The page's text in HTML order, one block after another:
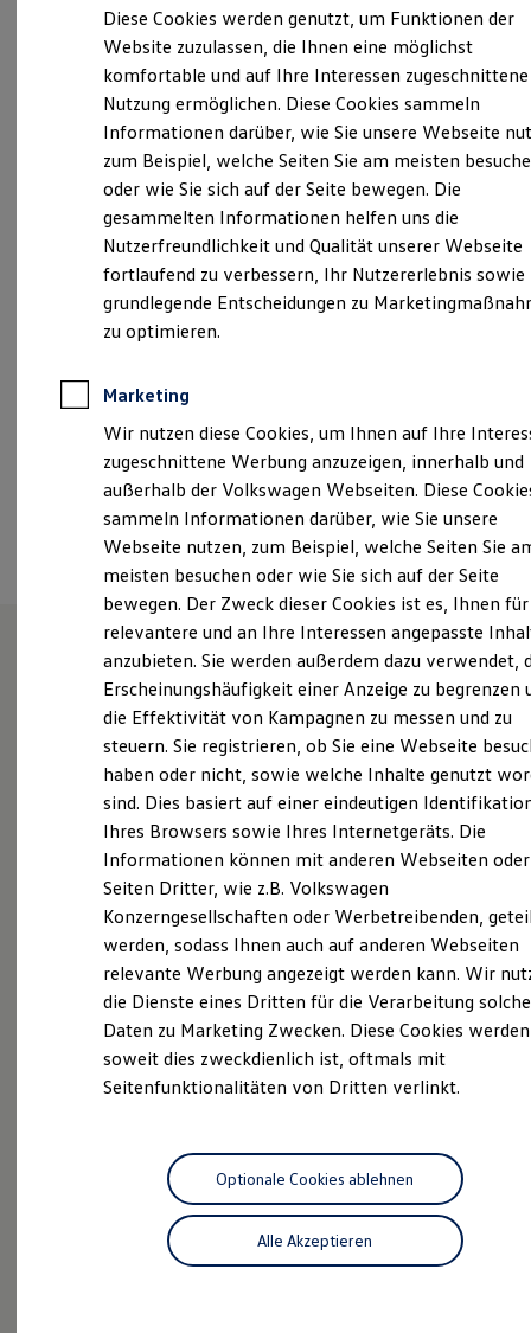
Profi Paket
TopDeal
Gebrauchtwagen
ProfiPartner für Gebrauchtwagen
Zertifizierte Gebrauchtwagen
Finanzierung
Für Privatkunden
Für Gewerbekunden
Leasing
Für Privatkunden
Für Gewerbekunden
Versicherungen & Garantien
Garantien
Kfz-Versicherung für Nutzfahrzeuge
Restschuldversicherung
Wartungsverträge
Besitzer & Service
Sommer-Special
Reparatur, Pflege & Inspektion
Servicetermin anfragen
Service-Vorteile bei Volkswagen Nutzfahrzeuge
Economy Service
Räder & Reifen Service
Ersatzfahrzeuge
Notdienst und Pannenhilfe
Software, Konnektivität & Apps
California App
VW Connect für Ihren ID. Buzz
VW Connect für Ihren Transporter/Caravelle
VW Connect für Ihren Amarok
VW Connect für andere Modelle
Connect Pro
Fleet Interface Data
Multistop Pathfinder
Übersicht Software Updates
Hilfreiches für Besitzer
Fahrerassistenz- und Sicherheitssysteme
Kontrollleuchten
Kurzfahrprofile und Ölverdünnung
Batterieverordnung
XTL-Dieselkraftstoff
Ersatzteile und Betriebsflüssigkeiten
Original Zubehör und Lifestyle Produkte
myVolkswagen Business
Elektrisch & Autonom
Elektro - & Hybridfahrzeuge
Klimafreundlicher Strom
Ladezeitensimulator
Ladelösungen für Privatkunden
Ladelösungen für Gewerbekunden
Wallbox und Ladekabel
Bidirektionales Laden
Förderung & Kosten der Elektrofahrzeuge
Autohaus Bernau GmbH (Impressum & Rechtliches)
Schwanebecker Chaussee, 16321 Bernau
bernau@zemke.de
+49 3338 36990
Montag-Freitag 07:00-18:00 Uhr
Samstag
09:00 -13:00 Uhr
Ansprechpartner
Termin vereinbaren
Herzlich Willkommen bei
ZEMKE in Bernau
Wir freuen uns, dass Sie zu uns gefunden haben. Als
Ihr kompetenter Volkswagen Nutzfahrzeuge Partner
bieten wir Ihnen alles rund um Ihre individuelle
Mobilität. Unsere freundlichen Mitarbeiter helfen
Ihnen gern zu den Themen Neuwagen, Jahreswagen,
Kundendienst, Zubehör oder Originalteile. Mit unseren
vielfältigen Finanz-, Versicherungs- und
Servicedienstleistungen genießen Sie Ihren
Volkswagen sicher und entspannt. Entdecken Sie
unser Angebot – wir freuen uns auf Sie.
Neuwagen Nutzfahrzeuge
Neuwagen Caddy - Multivan -
Diese Cookies werden genutzt, um Funktionen der
Website zuzulassen, die Ihnen eine möglichst
komfortable und auf Ihre Interessen zugeschnittene
Nutzung ermöglichen. Diese Cookies sammeln
Informationen darüber, wie Sie unsere Webseite
zum Beispiel, welche Seiten Sie am meisten
oder wie Sie sich auf der Seite bewegen. Die
gesammelten Informationen helfen uns die
Nutzerfreundlichkeit und Qualität unserer Webseite
fortlaufend zu verbessern, Ihr Nutzererlebnis sowie
grundlegende Entscheidungen zu
zu optimieren.
Marketing
Wir nutzen diese Cookies, um Ihnen auf Ihre
zugeschnittene Werbung anzuzeigen, innerhalb und
außerhalb der Volkswagen Webseiten. Diese
sammeln Informationen darüber, wie Sie unsere
Webseite nutzen, zum Beispiel, welche Seiten Sie
meisten besuchen oder wie Sie sich auf der Seite
bewegen. Der Zweck dieser Cookies ist es, Ihnen für
relevantere und an Ihre Interessen angepasste
anzubieten. Sie werden außerdem dazu verwendet,
Erscheinungshäufigkeit einer Anzeige zu begrenzen
die Effektivität von Kampagnen zu messen und zu
steuern. Sie registrieren, ob Sie eine Webseite
haben oder nicht, sowie welche Inhalte genutzt
sind. Dies basiert auf einer eindeutigen
Ihres Browsers sowie Ihres Internetgeräts. Die
Informationen können mit anderen Webseiten oder
Seiten Dritter, wie z.B. Volkswagen
Konzerngesellschaften oder Werbetreibenden,
werden, sodass Ihnen auch auf anderen Webseiten
relevante Werbung angezeigt werden kann. Wir
die Dienste eines Dritten für die Verarbeitung
Daten zu Marketing Zwecken. Diese Cookies
soweit dies zweckdienlich ist, oftmals mit
Seitenfunktionalitäten von Dritten verlinkt.
Alle Akzeptieren
Optionale Cookies ablehnen